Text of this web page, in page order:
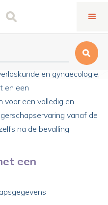
en gynaecologie,
en een
voor een volledig en
vanaf de
na de bevalling
een